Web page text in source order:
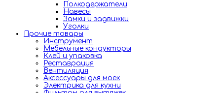
Полкодержатели
Навесы
Замки и задвижки
Уголки
Прочие товары
Инструмент
Мебельные кондукторы
Клей и упаковка
Реставрация
Вентиляция
Аксессуары для моек
Электрика для кухни